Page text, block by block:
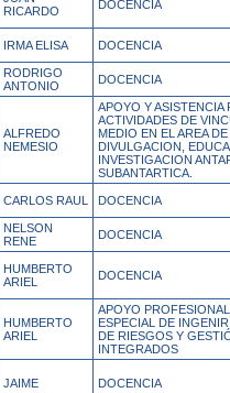
RICARDO
DOCENCIA
IRMA ELISA DOCENCIA
RODRIGO
ANTONIO
DOCENCIA
ALFREDO
NEMESIO
APOYO Y ASISTENCIA
ACTIVIDADES DE
MEDIO EN EL AREA
DIVULGACION,
INVESTIGACION
SUBANTARTICA.
CARLOS RAUL DOCENCIA
NELSON
RENE
DOCENCIA
HUMBERTO
ARIEL
DOCENCIA
HUMBERTO
ARIEL
APOYO
ESPECIAL DE
DE RIESGOS Y
INTEGRADOS
JAIME DOCENCIA